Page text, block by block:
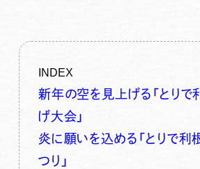
INDEX
新年の空を見上げる「とりで
げ大会」
炎に願いを込める「とりで利
つり」